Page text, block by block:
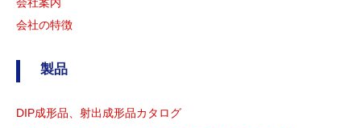
会社の特徴
製品
DIP成形品、射出成形品カタログ